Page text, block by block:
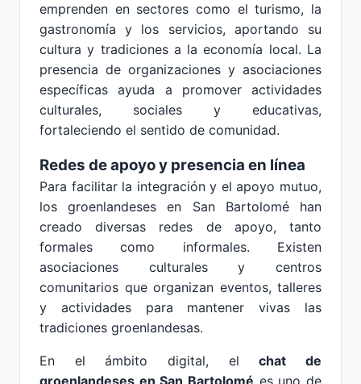
emprenden en sectores como el turismo, la
gastronomía y los servicios, aportando su
cultura y tradiciones a la economía local. La
presencia de organizaciones y asociaciones
específicas ayuda a promover actividades
culturales, sociales y educativas,
fortaleciendo el sentido de comunidad.
Redes de apoyo y presencia en línea
Para facilitar la integración y el apoyo mutuo,
los groenlandeses en San Bartolomé han
creado diversas redes de apoyo, tanto
formales como informales. Existen
asociaciones culturales y centros
comunitarios que organizan eventos, talleres
y actividades para mantener vivas las
tradiciones groenlandesas.
En el ámbito digital, elchat de
groenlandeses en San Bartolomé es uno de